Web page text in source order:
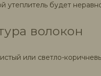
будет
волокон
или светло-